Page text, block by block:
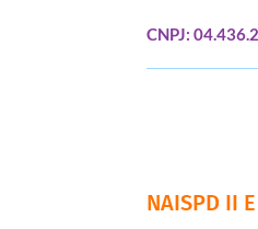
CNPJ:
NAISPD II